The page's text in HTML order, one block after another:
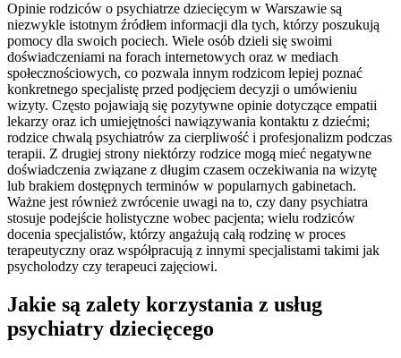
Opinie rodziców o psychiatrze dziecięcym w Warszawie są
niezwykle istotnym źródłem informacji dla tych, którzy poszukują
pomocy dla swoich pociech. Wiele osób dzieli się swoimi
doświadczeniami na forach internetowych oraz w mediach
społecznościowych, co pozwala innym rodzicom lepiej poznać
konkretnego specjalistę przed podjęciem decyzji o umówieniu
wizyty. Często pojawiają się pozytywne opinie dotyczące empatii
lekarzy oraz ich umiejętności nawiązywania kontaktu z dziećmi;
rodzice chwalą psychiatrów za cierpliwość i profesjonalizm podczas
terapii. Z drugiej strony niektórzy rodzice mogą mieć negatywne
doświadczenia związane z długim czasem oczekiwania na wizytę
lub brakiem dostępnych terminów w popularnych gabinetach.
Ważne jest również zwrócenie uwagi na to, czy dany psychiatra
stosuje podejście holistyczne wobec pacjenta; wielu rodziców
docenia specjalistów, którzy angażują całą rodzinę w proces
terapeutyczny oraz współpracują z innymi specjalistami takimi jak
psycholodzy czy terapeuci zajęciowi.
Jakie są zalety korzystania z usług
psychiatry dziecięcego